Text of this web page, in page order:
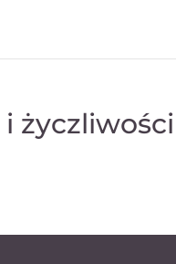
życzliwości